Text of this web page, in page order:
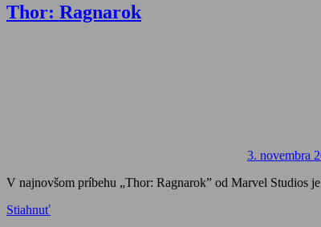
Thor: Ragnarok
3. novembra
V najnovšom príbehu „Thor: Ragnarok” od Marvel Studios
Stiahnuť